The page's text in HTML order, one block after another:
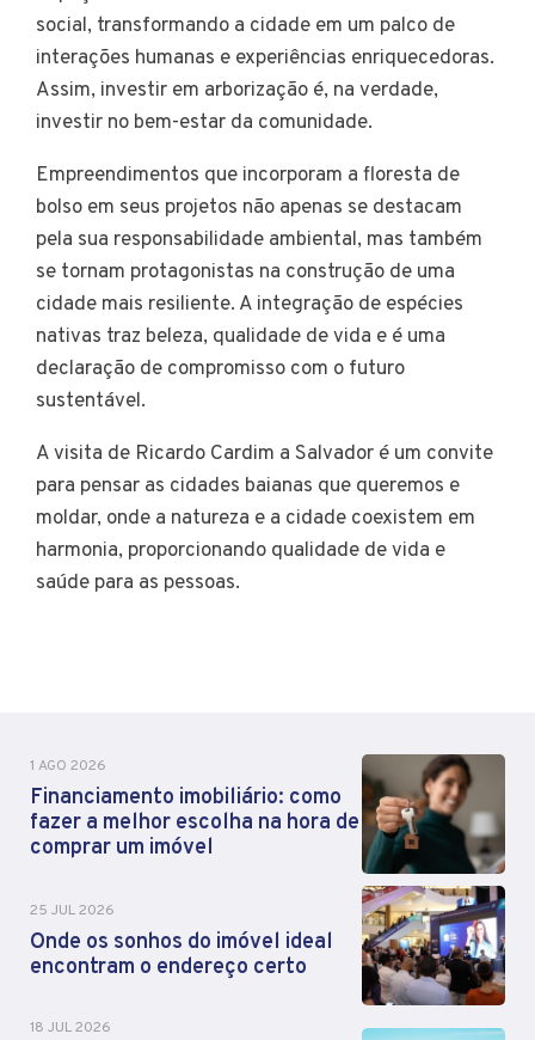
social, transformando a cidade em um palco de
interações humanas e experiências enriquecedoras.
Assim, investir em arborização é, na verdade,
investir no bem-estar da comunidade.
Empreendimentos que incorporam a floresta de
bolso em seus projetos não apenas se destacam
pela sua responsabilidade ambiental, mas também
se tornam protagonistas na construção de uma
cidade mais resiliente. A integração de espécies
nativas traz beleza, qualidade de vida e é uma
declaração de compromisso com o futuro
sustentável.
A visita de Ricardo Cardim a Salvador é um convite
para pensar as cidades baianas que queremos e
moldar, onde a natureza e a cidade coexistem em
harmonia, proporcionando qualidade de vida e
saúde para as pessoas.
1 AGO 2026
Financiamento imobiliário: como
fazer a melhor escolha na hora de
comprar um imóvel
25 JUL 2026
Onde os sonhos do imóvel ideal
encontram o endereço certo
18 JUL 2026